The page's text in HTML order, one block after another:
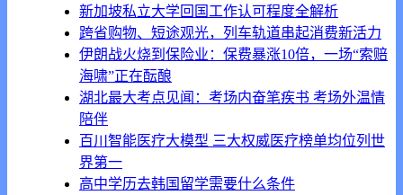
新加坡私立大学回国工作认可程度全解析
跨省购物、短途观光，列车轨道串起消费新活力
伊朗战火烧到保险业：保费暴涨10倍，一场“索赔
海啸”正在酝酿
湖北最大考点见闻：考场内奋笔疾书 考场外温情
陪伴
百川智能医疗大模型 三大权威医疗榜单均位列世
界第一
高中学历去韩国留学需要什么条件